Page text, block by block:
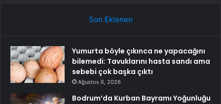
Son Eklenen
Yumurta böyle çıkınca ne yapacağını
bilemedi: Tavuklarını hasta sandı ama
sebebi çok başka çıktı
Ağustos 6, 2026
Bodrum’da Kurban Bayramı Yoğunluğu